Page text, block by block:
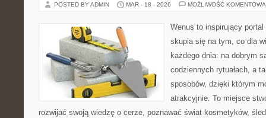
POSTED BY ADMIN MAR - 18 - 2026 MOŻLIWOŚĆ
Wenus to inspirujący
skupia się na tym, co dla
każdego dnia: na dobrym
codziennych rytuałach, a
sposobów, dzięki którym
atrakcyjnie. To miejsce
rozwijać swoją wiedzę o cerze, poznawać świat kosmetyków,